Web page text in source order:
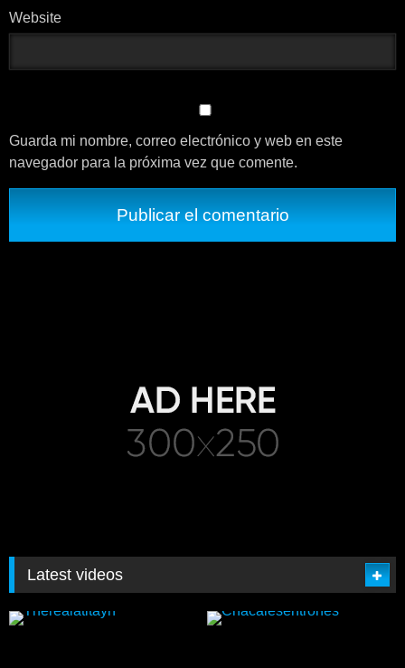
Website
Guarda mi nombre, correo electrónico y web en este
navegador para la próxima vez que comente.
Latest videos